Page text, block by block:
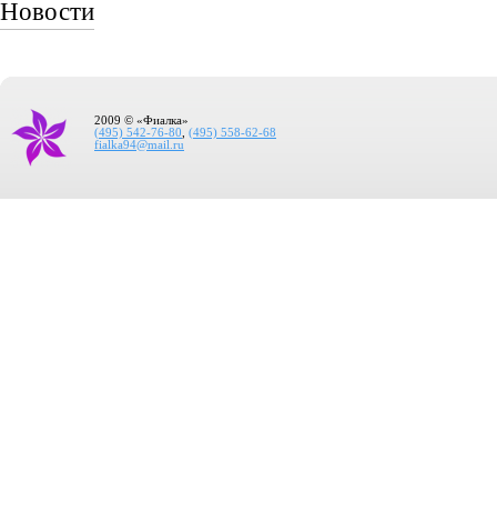
Новости
2009 © «Фиалка»
(495) 542-76-80
(495) 558-62-68
fialka94@mail.ru